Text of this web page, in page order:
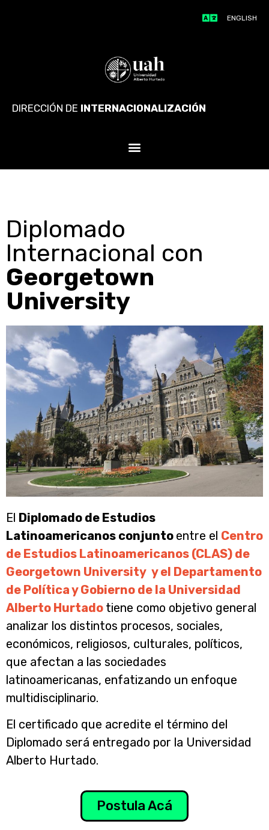
ENGLISH
DIRECCIÓN DE INTERNACIONALIZACIÓN
Diplomado
Internacional con
Georgetown
University
El Diplomado de Estudios
Latinoamericanos conjunto entre el Centro
de Estudios Latinoamericanos (CLAS) de
Georgetown University y el Departamento
de Política y Gobierno de la Universidad
Alberto Hurtado tiene como objetivo general
analizar los distintos procesos, sociales,
económicos, religiosos, culturales, políticos,
que afectan a las sociedades
latinoamericanas, enfatizando un enfoque
multidisciplinario.
El certificado que acredite el término del
Diplomado será entregado por la Universidad
Alberto Hurtado.
Postula Acá